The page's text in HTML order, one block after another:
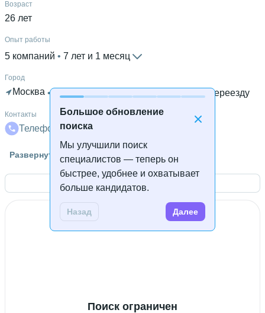
Большое обновление
поиска
Мы улучшили поиск
специалистов — теперь он
быстрее, удобнее и охватывает
больше кандидатов.
Назад Далее
Возраст
26 лет
Опыт работы
5 компаний 7 лет и 1 месяц
Город
Москва • Готов к переезду
Контакты
Телефон Телеграм
Английский В2
Развернуть
Поиск ограничен